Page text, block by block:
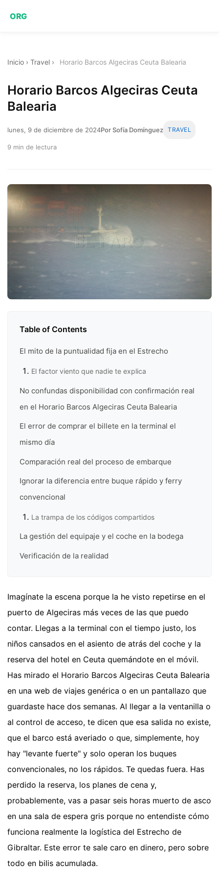
ORG
Inicio › Travel › Horario Barcos Algeciras Ceuta Balearia
Horario Barcos Algeciras Ceuta
Balearia
lunes, 9 de diciembre de 2024Por Sofía Domínguez TRAVEL
9 min de lectura
Table of Contents
El mito de la puntualidad fija en el Estrecho
El factor viento que nadie te explica
No confundas disponibilidad con confirmación real
en el Horario Barcos Algeciras Ceuta Balearia
El error de comprar el billete en la terminal el
mismo día
Comparación real del proceso de embarque
Ignorar la diferencia entre buque rápido y ferry
convencional
La trampa de los códigos compartidos
La gestión del equipaje y el coche en la bodega
Verificación de la realidad
Imagínate la escena porque la he visto repetirse en el
puerto de Algeciras más veces de las que puedo
contar. Llegas a la terminal con el tiempo justo, los
niños cansados en el asiento de atrás del coche y la
reserva del hotel en Ceuta quemándote en el móvil.
Has mirado el Horario Barcos Algeciras Ceuta Balearia
en una web de viajes genérica o en un pantallazo que
guardaste hace dos semanas. Al llegar a la ventanilla o
al control de acceso, te dicen que esa salida no existe,
que el barco está averiado o que, simplemente, hoy
hay "levante fuerte" y solo operan los buques
convencionales, no los rápidos. Te quedas fuera. Has
perdido la reserva, los planes de cena y,
probablemente, vas a pasar seis horas muerto de asco
en una sala de espera gris porque no entendiste cómo
funciona realmente la logística del Estrecho de
Gibraltar. Este error te sale caro en dinero, pero sobre
todo en bilis acumulada.